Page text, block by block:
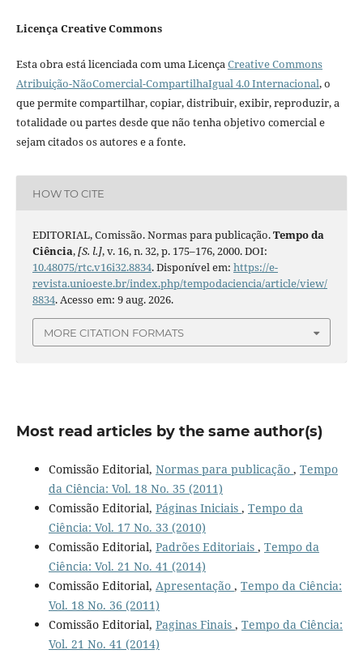
Licença Creative Commons
Esta obra está licenciada com uma LicençaCreative Commons
Atribuição-NãoComercial-CompartilhaIgual 4.0 Internacional, o
que permite compartilhar, copiar, distribuir, exibir, reproduzir, a
totalidade ou partes desde que não tenha objetivo comercial e
sejam citados os autores e a fonte.
HOW TO CITE
EDITORIAL, Comissão. Normas para publicação.Tempo da
Ciência,[S. l.], v. 16, n. 32, p. 175–176, 2000. DOI:
10.48075/rtc.v16i32.8834. Disponível em: https://e-
revista.unioeste.br/index.php/tempodaciencia/article/view/
8834. Acesso em: 9 aug. 2026.
MORE CITATION FORMATS
Most read articles by the same author(s)
Comissão Editorial, Normas para publicação , Tempo
da Ciência: Vol. 18 No. 35 (2011)
Comissão Editorial, Páginas Iniciais , Tempo da
Ciência: Vol. 17 No. 33 (2010)
Comissão Editorial, Padrões Editoriais , Tempo da
Ciência: Vol. 21 No. 41 (2014)
Comissão Editorial, Apresentação , Tempo da Ciência:
Vol. 18 No. 36 (2011)
Comissão Editorial, Paginas Finais , Tempo da Ciência:
Vol. 21 No. 41 (2014)